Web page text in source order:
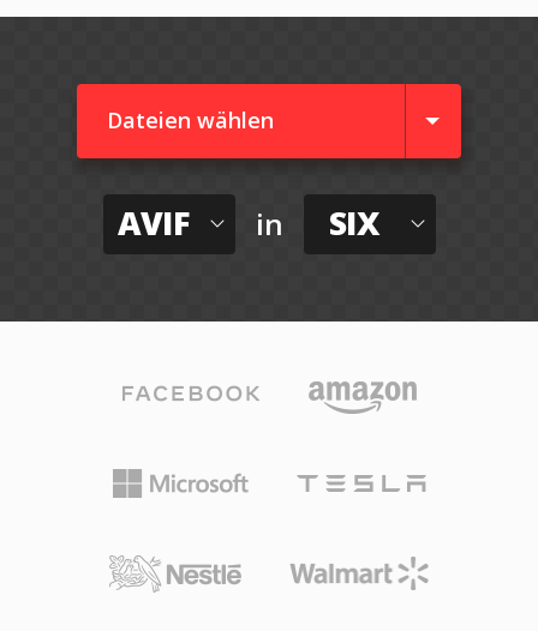
Dateien wählen
AVIF in SIX